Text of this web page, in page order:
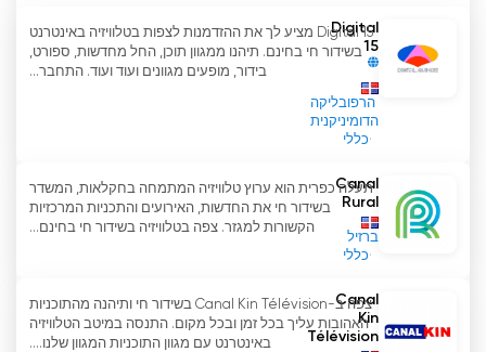
Telemicro Canal 5 צפה בסטרימינג
בשידור חי באינטרנט
Digital
15
הרפובליקה
הדומיניקנית
כללי
Digital 15 מציע לך את ההזדמנות לצפות בטלוויזיה באינטרנט
בשידור חי בחינם. תיהנו ממגוון תוכן, החל מחדשות, ספורט,
בידור, מופעים מגוונים ועוד ועוד. התחבר...
Canal
Rural
ברזיל
כללי
תעלה כפרית הוא ערוץ טלוויזיה המתמחה בחקלאות, המשדר
בשידור חי את החדשות, האירועים והתכניות המרכזיות
הקשורות למגזר. צפה בטלוויזיה בשידור חי בחינם...
Canal
Kin
Télévision
צפה ב-Canal Kin Télévision בשידור חי ותיהנה מהתוכניות
האהובות עליך בכל זמן ובכל מקום. התנסה במיטב הטלוויזיה
באינטרנט עם מגוון התוכניות המגוון שלנו....